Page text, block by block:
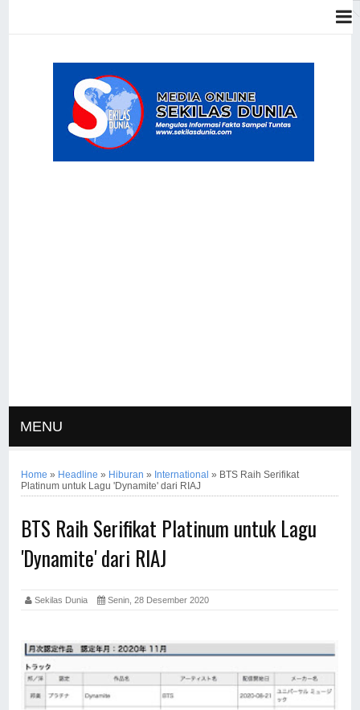
MENU
Home » Headline » Hiburan » International » BTS Raih Serifikat
Platinum untuk Lagu 'Dynamite' dari RIAJ
BTS Raih Serifikat Platinum untuk Lagu
'Dynamite' dari RIAJ
Sekilas Dunia Senin, 28 Desember 2020